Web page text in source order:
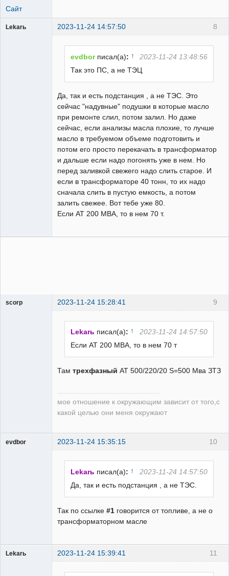
Сайт
8
Lekarь 2023-11-24 14:57:50
evdbor писал(а): ↑
2023-11-24 13:48:56
Так это ПС, а не ТЭЦ
Да, так и есть подстанция , а не ТЭС. Это
сейчас "надувные" подушки в которые масло
при ремонте слил, потом залил. Но даже
сейчас, если анализы масла плохие, то лучше
масло в требуемом объеме подготовить и
потом его просто перекачать в трансформатор
и дальше если надо погонять уже в нем. Но
перед заливкой свежего надо слить старое. И
если в трансформаторе 40 тонн, то их надо
сначала слить в пустую емкость, а потом
залить свежее. Вот тебе уже 80.
Если АТ 200 МВА, то в нем 70 т.
9
scorp 2023-11-24 15:28:41
Lekarь писал(а): ↑
2023-11-24 14:57:50
Если АТ 200 МВА, то в нем 70 т
Там трехфазный АТ 500/220/20 S=500 Мва ЗТЗ
мое отношение к окружающим зависит от того,с
какой целью они меня окружают
10
evdbor 2023-11-24 15:35:15
Lekarь писал(а): ↑
2023-11-24 14:57:50
Да, так и есть подстанция , а не ТЭС.
Так по ссылке #1 говорится от топливе, а не о
трансформаторном масле
11
Lekarь 2023-11-24 15:39:41